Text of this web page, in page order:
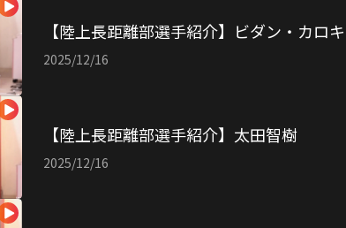
【陸上長距離部選手紹介】ビダン・カロキ
2025/12/16
【陸上長距離部選手紹介】太田智樹
2025/12/16